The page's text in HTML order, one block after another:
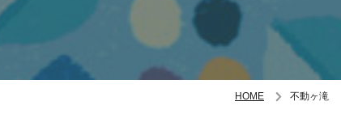
HOME 不動ヶ滝